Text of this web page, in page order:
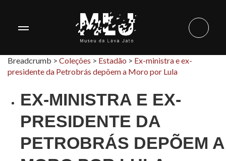
Breadcrumb > Coleções > Estadão > Ex-ministra e ex-
presidente da Petrobrás depõem a Moro por Lula
EX-MINISTRA E EX-
PRESIDENTE DA
PETROBRÁS DEPÕEM A